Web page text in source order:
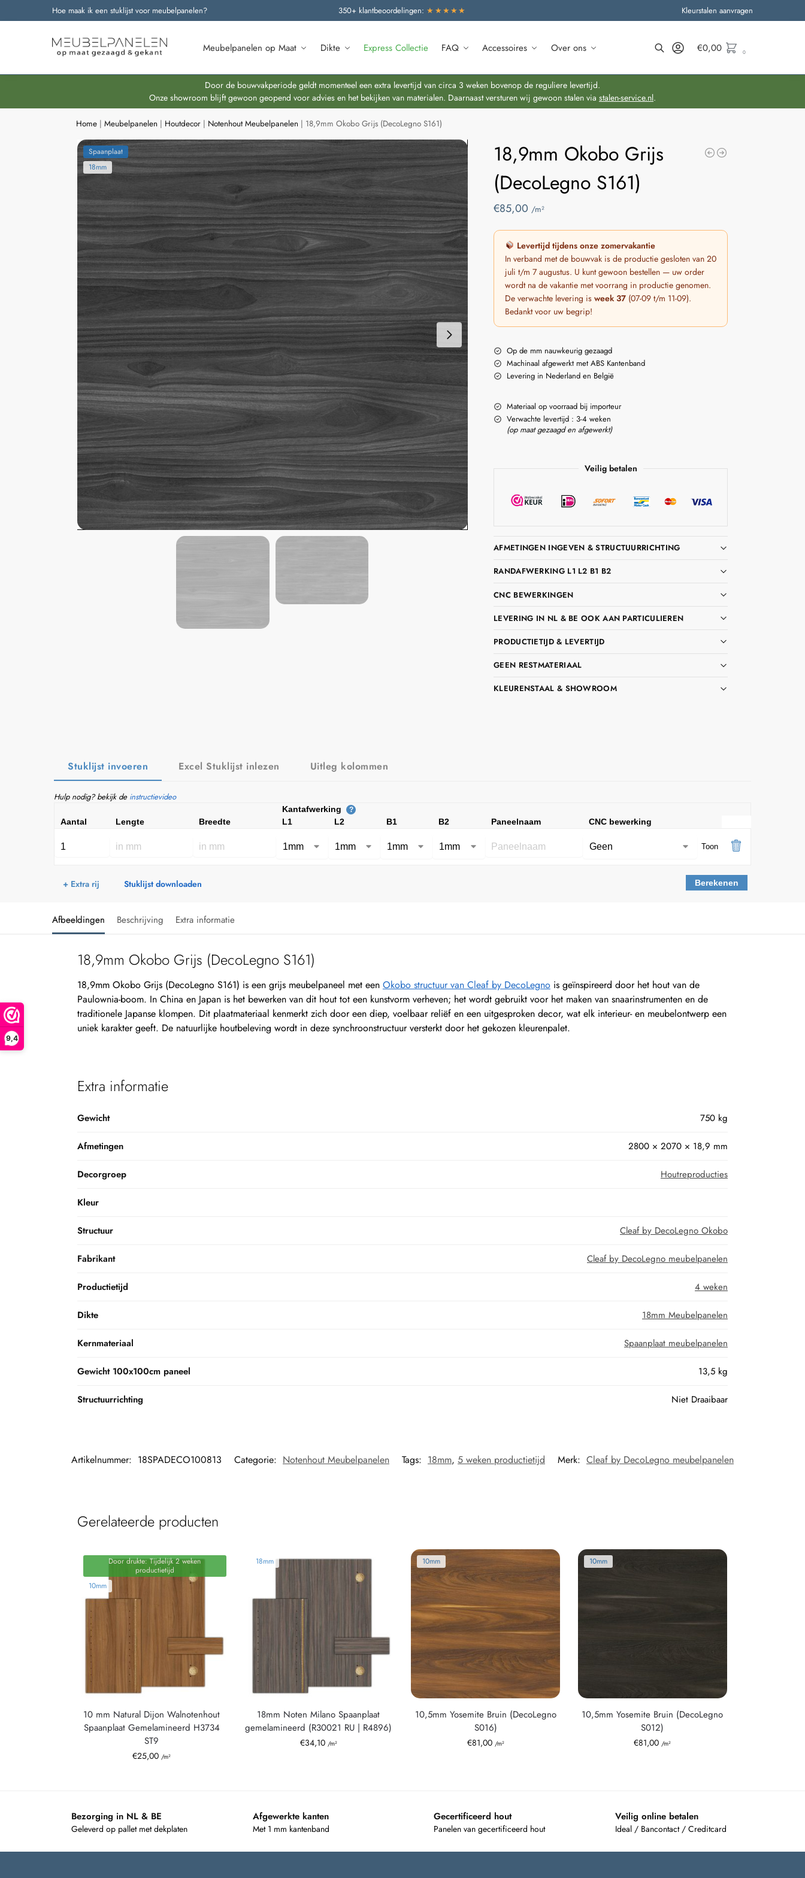
9,4
Hoe maak ik een stuklijst voor meubelpanelen? 350+ klantbeoordelingen: ★★★★★ Kleurstalen aanvragen
Meubelpanelen op Maat Dikte Express Collectie FAQ Accessoires Over ons
Onze nieuwste producten
€0,00 0
Door de bouwvakperiode geldt momenteel een extra levertijd van circa 3 weken bovenop de reguliere levertijd.
Onze showroom blijft gewoon geopend voor advies en het bekijken van materialen. Daarnaast versturen wij gewoon stalen via stalen-service.nl.
Home |Meubelpanelen | Houtdecor | Notenhout Meubelpanelen | 18,9mm Okobo Grijs (DecoLegno S161)
Spaanplaat
18mm
18,9mm Okobo Grijs
(DecoLegno S161)
€85,00 /m²
Levertijd tijdens onze zomervakantie
In verband met de bouwvak is de productie gesloten van 20
juli t/m 7 augustus. U kunt gewoon bestellen — uw order
wordt na de vakantie met voorrang in productie genomen.
De verwachte levering isweek 37 (07-09 t/m 11-09).
Bedankt voor uw begrip!
Op de mm nauwkeurig gezaagd
Machinaal afgewerkt met ABS Kantenband
Levering in Nederland en België
Materiaal op voorraad bij importeur
Verwachte levertijd : 3-4 weken
(op maat gezaagd en afgewerkt)
Veilig betalen
AFMETINGEN INGEVEN & STRUCTUURRICHTING
RANDAFWERKING L1 L2 B1 B2
CNC BEWERKINGEN
LEVERING IN NL & BE OOK AAN PARTICULIEREN
PRODUCTIETIJD & LEVERTIJD
GEEN RESTMATERIAAL
KLEURENSTAAL & SHOWROOM
Stuklijst invoeren Excel Stuklijst inlezen Uitleg kolommen
Hulp nodig? bekijk de instructievideo
Kantafwerking ?
Aantal Lengte Breedte L1 L2 B1 B2 Paneelnaam CNC bewerking
Toon
+ Extra rij Stuklijst downloaden Berekenen
Afbeeldingen Beschrijving Extra informatie
18,9mm Okobo Grijs (DecoLegno S161)
18,9mm Okobo Grijs (DecoLegno S161) is een grijs meubelpaneel met een Okobo structuur van Cleaf by DecoLegnois geïnspireerd door het hout van de
Paulownia-boom. In China en Japan is het bewerken van dit hout tot een kunstvorm verheven; het wordt gebruikt voor het maken van snaarinstrumenten en de
traditionele Japanse klompen. Dit plaatmateriaal kenmerkt zich door een diep, voelbaar reliëf en een uitgesproken decor, wat elk interieur- en meubelontwerp een
uniek karakter geeft. De natuurlijke houtbeleving wordt in deze synchroonstructuur versterkt door het gekozen kleurenpalet.
Extra informatie
Gewicht 750 kg
Afmetingen 2800 × 2070 × 18,9 mm
Decorgroep Houtreproducties
Kleur
Structuur Cleaf by DecoLegno Okobo
Fabrikant Cleaf by DecoLegno meubelpanelen
Productietijd 4 weken
Dikte 18mm Meubelpanelen
Kernmateriaal Spaanplaat meubelpanelen
Gewicht 100x100cm paneel 13,5 kg
Structuurrichting Niet Draaibaar
Artikelnummer: 18SPADECO100813 Categorie: Notenhout Meubelpanelen Tags: 18mm, 5 weken productietijd Merk: Cleaf by DecoLegno meubelpanelen
Gerelateerde producten
Door drukte: Tijdelijk 2 weken
productietijd
10mm
10 mm Natural Dijon Walnotenhout
Spaanplaat Gemelamineerd H3734
ST9
€25,00 /m²
18mm
18mm Noten Milano Spaanplaat
gemelamineerd (R30021 RU | R4896)
€34,10 /m²
10mm
10,5mm Yosemite Bruin (DecoLegno
S016)
€81,00 /m²
10mm
10,5mm Yosemite Bruin (DecoLegno
S012)
€81,00 /m²
Bezorging in NL & BE
Geleverd op pallet met dekplaten
Afgewerkte kanten
Met 1 mm kantenband
Gecertificeerd hout
Panelen van gecertificeerd hout
Veilig online betalen
Ideal / Bancontact / Creditcard